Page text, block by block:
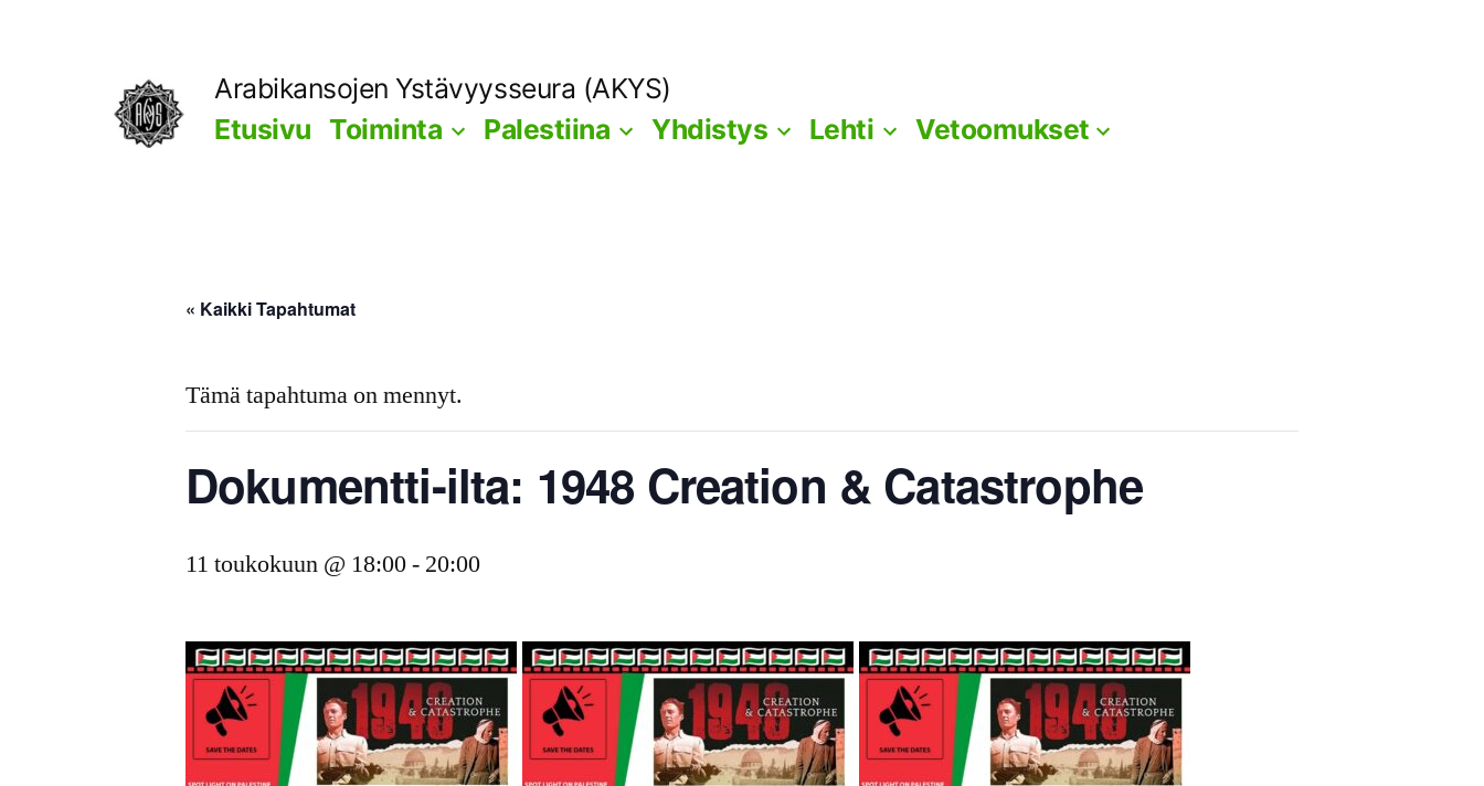
Arabikansojen Ystävyysseura (AKYS)
Etusivu Toiminta Palestiina Yhdistys Lehti Vetoomukset
« Kaikki Tapahtumat
Tämä tapahtuma on mennyt.
Dokumentti-ilta: 1948 Creation & Catastrophe
11 toukokuun @ 18:00- 20:00